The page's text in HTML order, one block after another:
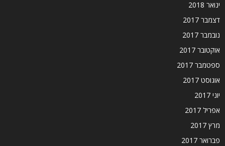
ינואר 2018
דצמבר 2017
נובמבר 2017
אוקטובר 2017
ספטמבר 2017
אוגוסט 2017
יוני 2017
אפריל 2017
מרץ 2017
פברואר 2017